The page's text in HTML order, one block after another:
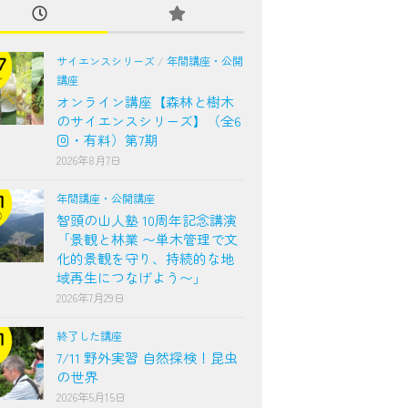
サイエンスシリーズ / 年間講座・公開
講座
オンライン講座【森林と樹木
のサイエンスシリーズ】（全6
回・有料）第7期
2026年8月7日
年間講座・公開講座
智頭の山人塾 10周年記念講演
「景観と林業 〜単木管理で文
化的景観を守り、持続的な地
域再生につなげよう〜」
2026年7月29日
終了した講座
7/11 野外実習 自然探検！昆虫
の世界
2026年5月15日